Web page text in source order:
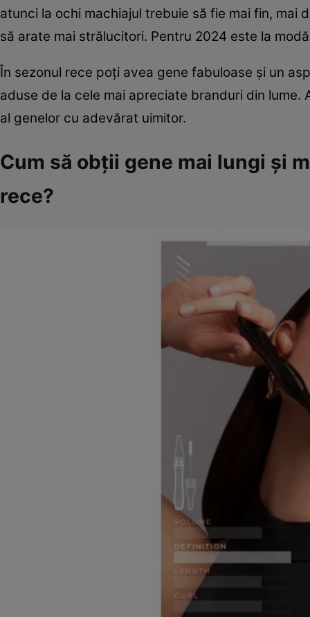
atunci la ochi machiajul trebuie să fie mai fin,
să arate mai strălucitori. Pentru 2024 este la
În sezonul rece poți avea gene fabuloase și un
aduse de la cele mai apreciate branduri din
al genelor cu adevărat uimitor.
Cum să obții gene mai lungi și
rece?